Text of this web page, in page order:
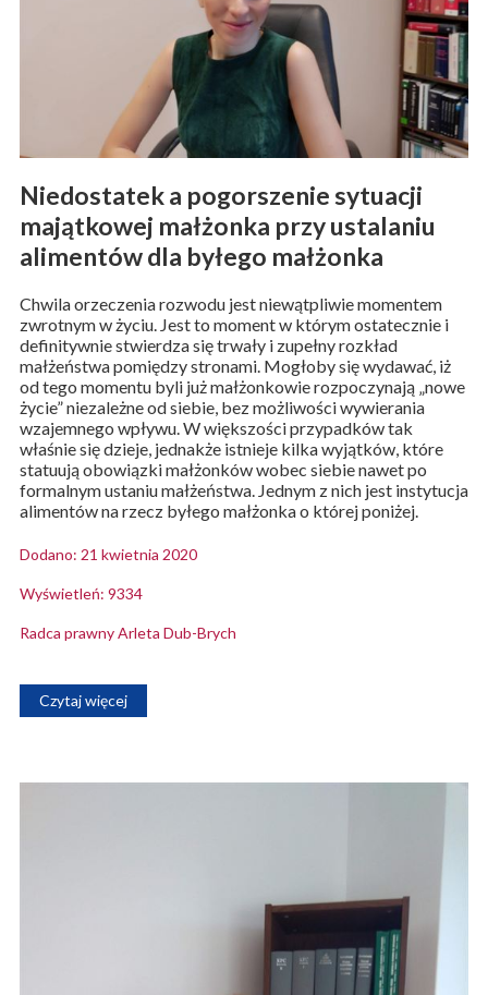
Niedostatek a pogorszenie sytuacji
majątkowej małżonka przy ustalaniu
alimentów dla byłego małżonka
Chwila orzeczenia rozwodu jest niewątpliwie momentem
zwrotnym w życiu. Jest to moment w którym ostatecznie i
definitywnie stwierdza się trwały i zupełny rozkład
małżeństwa pomiędzy stronami. Mogłoby się wydawać, iż
od tego momentu byli już małżonkowie rozpoczynają „nowe
życie” niezależne od siebie, bez możliwości wywierania
wzajemnego wpływu. W większości przypadków tak
właśnie się dzieje, jednakże istnieje kilka wyjątków, które
statuują obowiązki małżonków wobec siebie nawet po
formalnym ustaniu małżeństwa. Jednym z nich jest instytucja
alimentów na rzecz byłego małżonka o której poniżej.
Dodano: 21 kwietnia 2020
Wyświetleń: 9334
Radca prawny Arleta Dub-Brych
Czytaj więcej